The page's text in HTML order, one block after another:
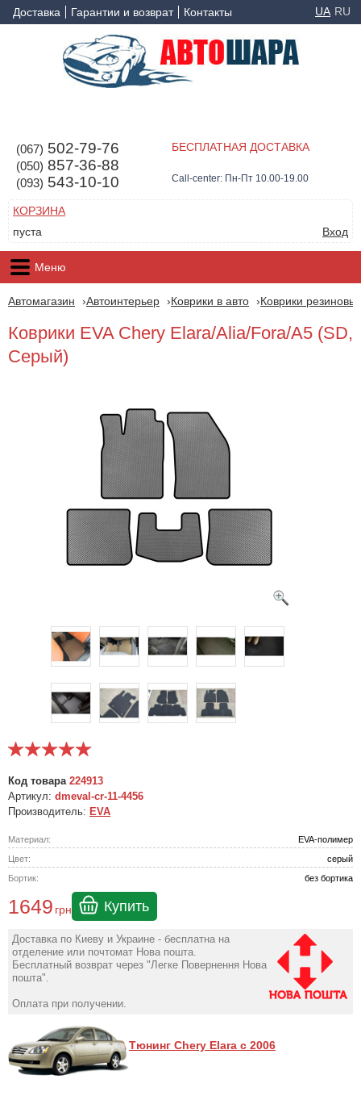
Доставка Гарантии и возврат Контакты UA RU
(067) 502-79-76
(050) 857-36-88
(093) 543-10-10
БЕСПЛАТНАЯ ДОСТАВКА
Call-center: Пн-Пт 10.00-19.00
КОРЗИНА
пуста
Вход
Меню
Автомагазин Автоинтерьер Коврики в авто Коврики
Коврики EVA Chery Elara/Alia/Fora/A5 (SD,
Серый)
Код товара 224913
Артикул: dmeval-cr-11-4456
Производитель: EVA
Материал:
EVA-полимер
Цвет:
серый
Бортик:
без бортика
1649 грн Купить
Доставка по Киеву и Украине - бесплатна на
отделение или почтомат Нова пошта.
Бесплатный возврат через "Легке Повернення Нова
пошта".
Оплата при получении.
Тюнинг Chery Elara с 2006